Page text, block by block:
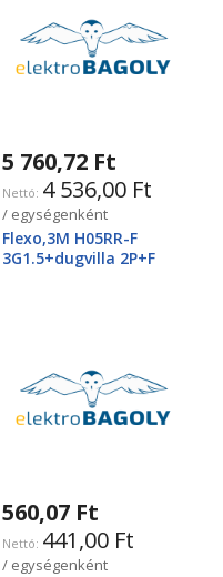
5 760,72 Ft
4 536,00 Ft
/ egységenként
Flexo,3M H05RR-F
3G1.5+dugvilla 2P+F
560,07 Ft
441,00 Ft
/ egységenként